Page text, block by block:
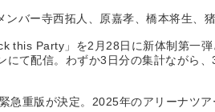
バー寺西拓人、原嘉孝、橋本将生、
this Party」を2月28日に新体制第一
て配信。わずか3日分の集計ながら
重版が決定。2025年のアリーナツ